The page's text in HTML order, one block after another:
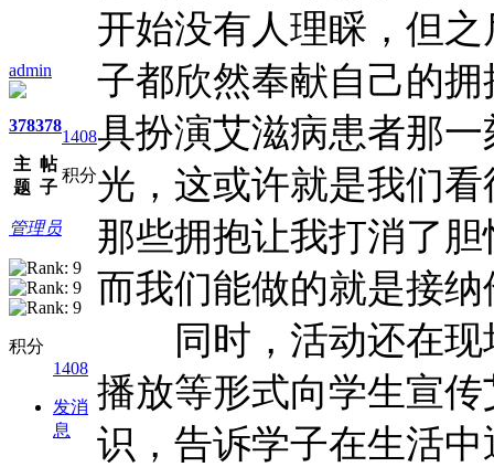
admin
378
主
题
378
帖
子
1408
积分
管理员
积分
1408
发消
息
开始没有人理睬，但
子都欣然奉献自己的
具扮演艾滋病患者那
光，这或许就是我们
那些拥抱让我打消了
而我们能做的就是接纳
同时，活动还在现
播放等形式向学生宣
识，告诉学子在生活